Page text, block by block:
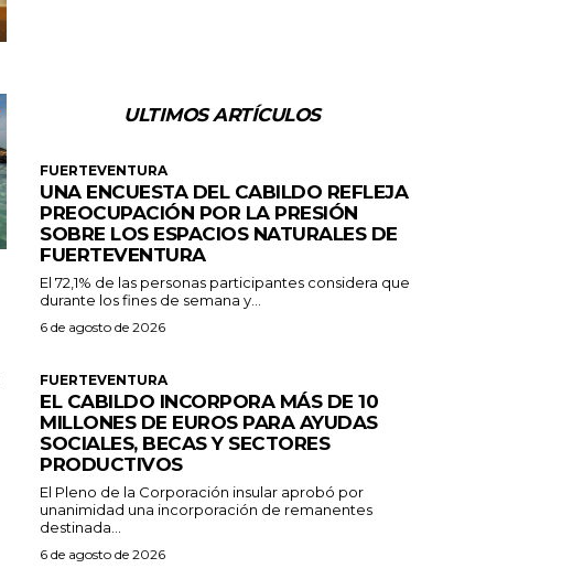
ULTIMOS ARTÍCULOS
FUERTEVENTURA
UNA ENCUESTA DEL CABILDO REFLEJA
PREOCUPACIÓN POR LA PRESIÓN
SOBRE LOS ESPACIOS NATURALES DE
FUERTEVENTURA
El 72,1% de las personas participantes considera que
durante los fines de semana y...
6 de agosto de 2026
FUERTEVENTURA
EL CABILDO INCORPORA MÁS DE 10
MILLONES DE EUROS PARA AYUDAS
SOCIALES, BECAS Y SECTORES
PRODUCTIVOS
El Pleno de la Corporación insular aprobó por
unanimidad una incorporación de remanentes
destinada...
6 de agosto de 2026